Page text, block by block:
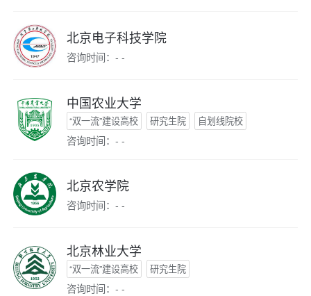
北京电子科技学院
咨询时间：- -
中国农业大学
“双一流”建设高校 研究生院 自划线院校
咨询时间：- -
北京农学院
咨询时间：- -
北京林业大学
“双一流”建设高校 研究生院
咨询时间：- -